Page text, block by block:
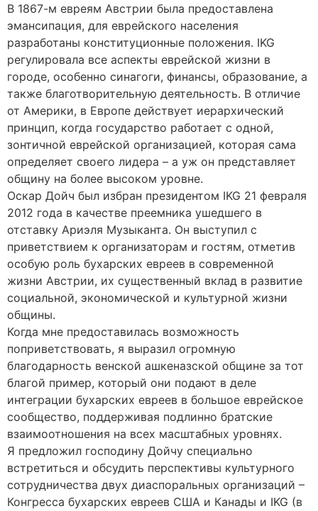
В 1867-м евреям Австрии была предоставлена
эмансипация, для еврейского населения
разработаны конституционные положения. IKG
регулировала все аспекты еврейской жизни в
городе, особенно синагоги, финансы, образование, а
также благотворительную деятельность. В отличие
от Америки, в Европе действует иерархический
принцип, когда государство работает с одной,
зонтичной еврейской организацией, которая сама
определяет своего лидера – а уж он представляет
общину на более высоком уровне.
Оскар Дойч был избран президентом IKG 21 февраля
2012 года в качестве преемника ушедшего в
отставку Ариэля Музыканта. Он выступил с
приветствием к организаторам и гостям, отметив
особую роль бухарских евреев в современной
жизни Австрии, их существенный вклад в развитие
социальной, экономической и культурной жизни
общины.
Когда мне предоставилась возможность
поприветствовать, я выразил огромную
благодарность венской ашкеназской общине за тот
благой пример, который они подают в деле
интеграции бухарских евреев в большое еврейское
сообщество, поддерживая подлинно братские
взаимоотношения на всех масштабных уровнях.
Я предложил господину Дойчу специально
встретиться и обсудить перспективы культурного
сотрудничества двух диаспоральных организаций –
Конгресса бухарских евреев США и Канады и IKG (в